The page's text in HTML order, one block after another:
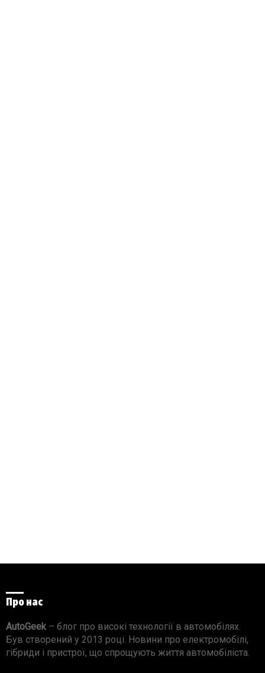
Про нас
AutoGeek– блог про високі технології в автомобілях.
Був створений у 2013 році. Новини про електромобілі,
гібриди і пристрої, що спрощують життя автомобіліста.